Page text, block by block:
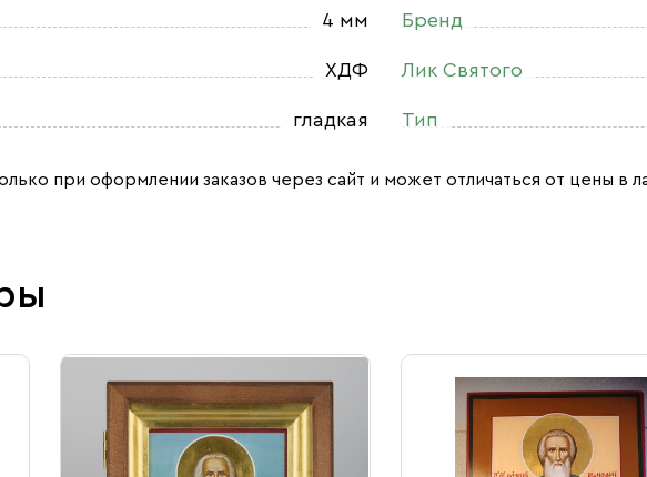
4 мм
ХДФ
гладкая
Бренд
Лик Святого
Тип
при оформлении заказов через сайт и может отличаться от цены в